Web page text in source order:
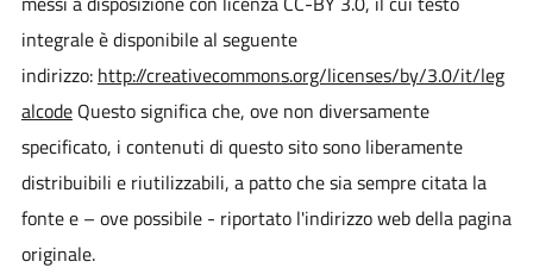
integrale è disponibile al seguente
indirizzo: http://creativecommons.org/licenses/by/3.0/it/leg
alcodeQuesto significa che, ove non diversamente
specificato, i contenuti di questo sito sono liberamente
distribuibili e riutilizzabili, a patto che sia sempre citata la
fonte e – ove possibile - riportato l'indirizzo web della pagina
originale.